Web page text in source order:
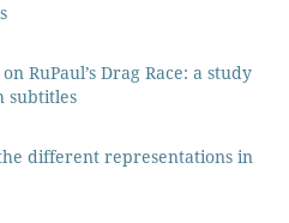
RuPaul’s Drag Race: a study
subtitles
different representations in